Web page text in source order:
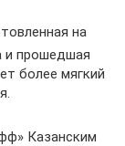
на
и прошедшая
более мягкий
Казанским